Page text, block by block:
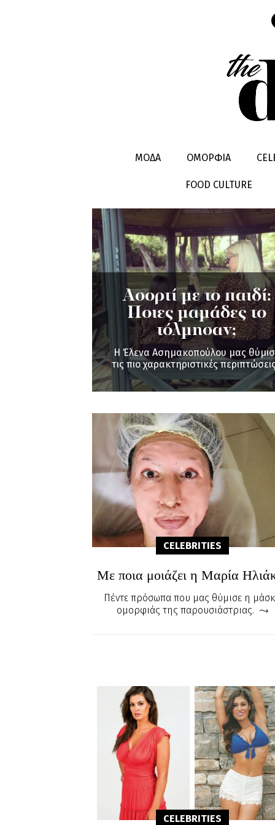
ΜΟΔΑ ΟΜΟΡΦΙΑ
FOOD CULTURE
ΣΙΣΣΥ
Ασορτί με το παιδί:
Ποιες μαμάδες το
τόλμησαν;
Η Έλενα Ασημακοπούλου μας
τις πιο χαρακτηριστικές
CELEBRITIES
Με ποια μοιάζει η Μαρία
Πέντε πρόσωπα που μας θύμισε η
ομορφιάς της παρουσιάστριας.
CELEBRITIES